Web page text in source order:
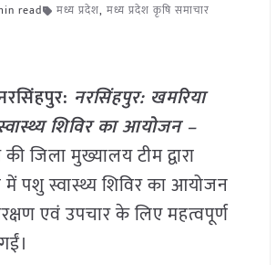
read मध्य प्रदेश, मध्य प्रदेश कृषि समाचार
: नरसिंहपुर: खमरिया
शिविर का आयोजन –
जिला मुख्यालय टीम द्वारा
में पशु स्वास्थ्य शिविर का आयोजन
एवं उपचार के लिए महत्वपूर्ण